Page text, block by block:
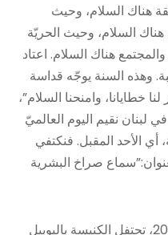
هناك السلام، وحيث
هناك السلام، وحيث الحريّة
هناك السلام. اعتاد
وهذه السنة يوجّه قداسة
خطايانا، وامنحنا السلام”،
لبنان نقيم اليوم العالميّ
أي الأحد المقبل. فنكتفي
صراخ البشرية
ولفت الراعي الى انه “في سنة 2025، تحتفل الكنيسة باليوبيل